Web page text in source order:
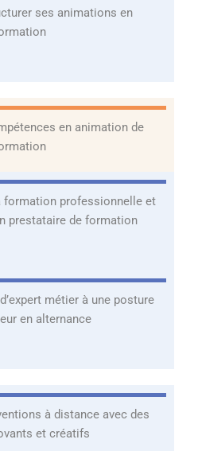
ses animations en
en animation de
formation professionnelle et
prestataire de formation
métier à une posture
en alternance
à distance avec des
et créatifs